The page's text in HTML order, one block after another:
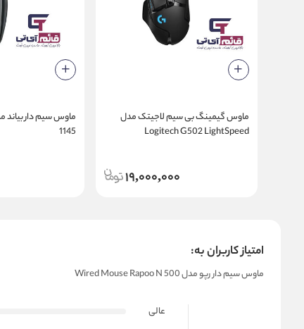
ماوس گیمینگ بی سیم لاجیتک مدل
Logitech G502 LightSpeed
19,000,000
1145
امتیاز کاربران به:
ماوس سیم دار رپو مدل Wired Mouse Rapoo N 500
عالی